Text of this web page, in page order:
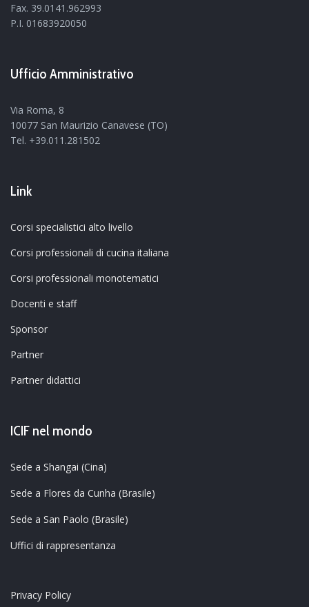
Fax. 39.0141.962993
P.I. 01683920050
Ufficio Amministrativo
Via Roma, 8
10077 San Maurizio Canavese (TO)
Tel. +39.011.281502
Link
Corsi specialistici alto livello
Corsi professionali di cucina italiana
Corsi professionali monotematici
Docenti e staff
Sponsor
Partner
Partner didattici
ICIF nel mondo
Sede a Shangai (Cina)
Sede a Flores da Cunha (Brasile)
Sede a San Paolo (Brasile)
Uffici di rappresentanza
Privacy Policy